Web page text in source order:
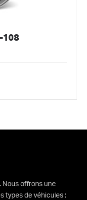
108
Nous offrons une
types de véhicules :